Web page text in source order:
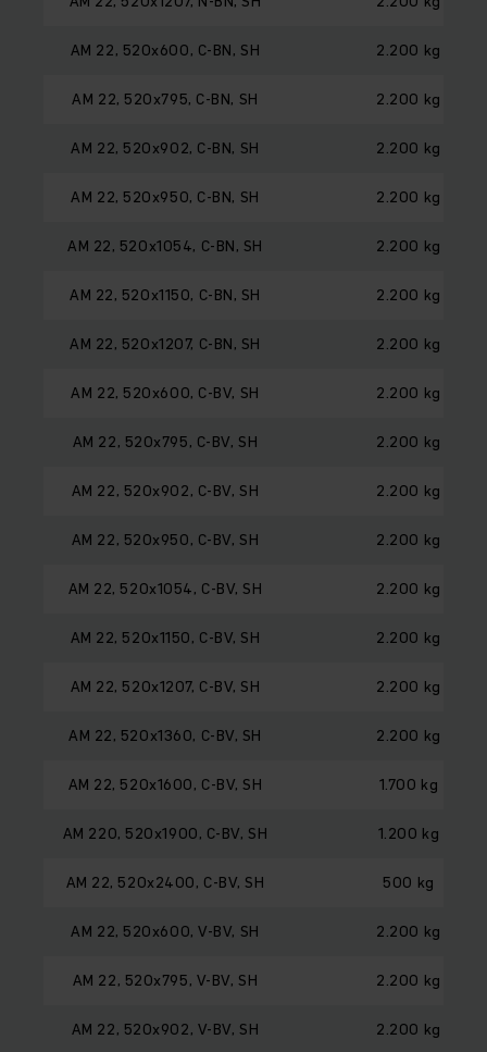
AM 22, 520x600, C-BN, SH 2.200 kg
AM 22, 520x795, C-BN, SH 2.200 kg
AM 22, 520x902, C-BN, SH 2.200 kg
AM 22, 520x950, C-BN, SH 2.200 kg
AM 22, 520x1054, C-BN, SH 2.200 kg
AM 22, 520x1150, C-BN, SH 2.200 kg
AM 22, 520x1207, C-BN, SH 2.200 kg
AM 22, 520x600, C-BV, SH 2.200 kg
AM 22, 520x795, C-BV, SH 2.200 kg
AM 22, 520x902, C-BV, SH 2.200 kg
AM 22, 520x950, C-BV, SH 2.200 kg
AM 22, 520x1054, C-BV, SH 2.200 kg
AM 22, 520x1150, C-BV, SH 2.200 kg
AM 22, 520x1207, C-BV, SH 2.200 kg
AM 22, 520x1360, C-BV, SH 2.200 kg
AM 22, 520x1600, C-BV, SH 1.700 kg
AM 220, 520x1900, C-BV, SH 1.200 kg
AM 22, 520x2400, C-BV, SH 500 kg
AM 22, 520x600, V-BV, SH 2.200 kg
AM 22, 520x795, V-BV, SH 2.200 kg
AM 22, 520x902, V-BV, SH 2.200 kg